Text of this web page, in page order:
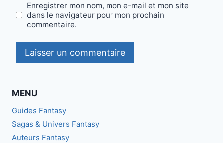
Enregistrer mon nom, mon e-mail et mon site
dans le navigateur pour mon prochain
commentaire.
MENU
Guides Fantasy
Sagas & Univers Fantasy
Auteurs Fantasy